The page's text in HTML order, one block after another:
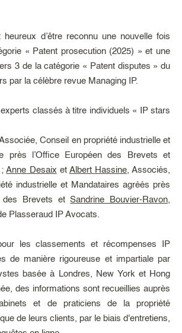
d’être reconnu une nouvelle fois
« Patent prosecution (2025) » et une
3 de la catégorie « Patent disputes » du
par la célèbre revue Managing IP.
classés à titre individuels « IP stars
Conseil en propriété industrielle et
près l’Office Européen des Brevets et
;Anne Desaix et Albert Hassine, Associés,
industrielle et Mandataires agréés près
des Brevets etSandrine Bouvier-Ravon,
Plasseraud IP Avocats.
les classements et récompenses IP
de manière rigoureuse et impartiale par
basée à Londres, New York et Hong
des informations sont recueillies auprès
et de praticiens de la propriété
de leurs clients, par le biais d'entretiens,